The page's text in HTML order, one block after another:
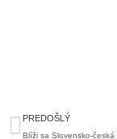
Prev
PREDOŠLÝ